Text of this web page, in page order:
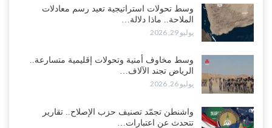
وسط تحولات استراتيجية تعيد رسم معادلات
الملاحة.. ماذا دلالة…
يوليو 29, 2026
وسط مخاوف أمنية وتحولات إقليمية متسارعة..
الرياض تجند الآلاف…
يوليو 26, 2026
واشنطن تجمّد تصنيف حزب الإصلاح.. تقارير
تتحدث عن اعتبارات…